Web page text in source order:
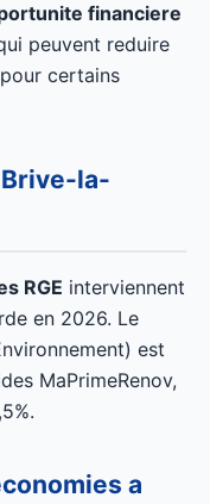
financiere
peuvent reduire
certains
la-
RGE interviennent
en 2026. Le
est
MaPrimeRenov,
a